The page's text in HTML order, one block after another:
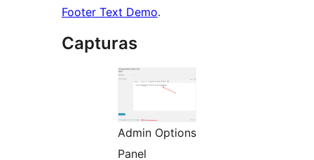
Footer Text Demo.
Capturas
Admin Options
Panel